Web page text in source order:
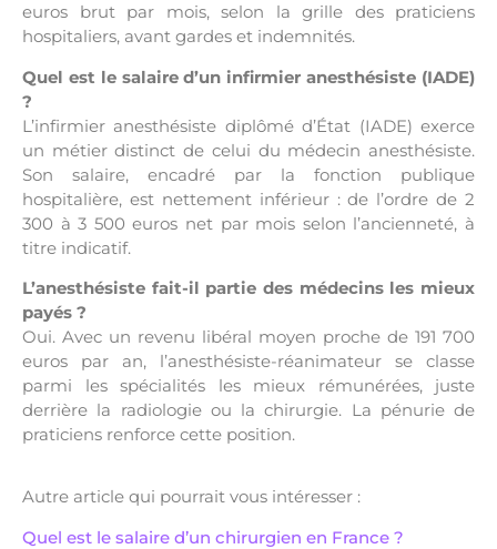
euros brut par mois, selon la grille des praticiens
hospitaliers, avant gardes et indemnités.
Quel est le salaire d’un infirmier anesthésiste (IADE)
?
L’infirmier anesthésiste diplômé d’État (IADE) exerce
un métier distinct de celui du médecin anesthésiste.
Son salaire, encadré par la fonction publique
hospitalière, est nettement inférieur : de l’ordre de 2
300 à 3 500 euros net par mois selon l’ancienneté, à
titre indicatif.
L’anesthésiste fait-il partie des médecins les mieux
payés ?
Oui. Avec un revenu libéral moyen proche de 191 700
euros par an, l’anesthésiste-réanimateur se classe
parmi les spécialités les mieux rémunérées, juste
derrière la radiologie ou la chirurgie. La pénurie de
praticiens renforce cette position.
Autre article qui pourrait vous intéresser :
Quel est le salaire d’un chirurgien en France ?